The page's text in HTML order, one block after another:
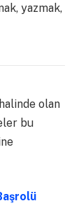
yazmak,
olan
bu